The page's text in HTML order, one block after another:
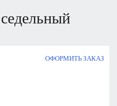
ОФОРМИТЬ ЗАКАЗ